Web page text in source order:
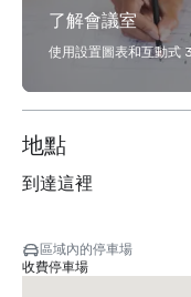
了解會議室
使用設置圖表和互動式
地點
到達這裡
區域內的停車場
收費停車場